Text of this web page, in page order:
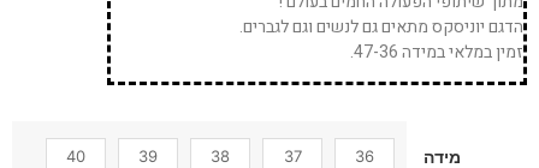
הדגם יוניסקס מתאים גם לנשים וגם לגברים.
זמין במלאי במידה 47-36.
מידה 36
37
38
39
40